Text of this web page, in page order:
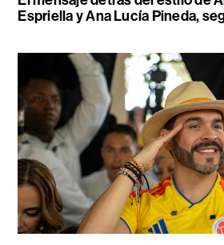
Espriella y Ana Lucía Pineda,